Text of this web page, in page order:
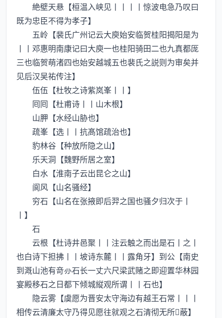
絶壁天悬【桓温入峡见丨丨丨丨惊波电急乃叹曰
既为忠臣不得为孝子】
五岭【裴氏广州记云大庾始安临贺桂阳揭阳是为
丨丨邓惠明南康记曰大庾一也桂阳骑田二也九真都厐
三也临贺萌渚四也始安越城五也裴氏之説则为审矣并
见后汉吴祐传注】
伍伍【杜牧之诗紫岚峯丨丨】
囘囘【杜甫诗丨丨山木根】
山胛【水经山胁也】
疏峯【选丨丨抗髙馆疏治也】
豹林谷【种放所隐之山】
乐天洞【魏野所居之室】
白水【淮南子云出昆仑之山】
阆风【山名骚经】
穷石【山名在张掖即后羿之国也骚夕归次于丨
丨】
石
云根【杜诗井邑聚丨丨注云触之而出是石丨之丨
也白诗下担拂丨丨坡诗东麓丨丨露角牙】到公【南史
到溉山池有竒石长一丈六尺梁武赌之即迎置华林园
宴殿移石之日都下倾城縦观所谓丨丨石也】
隐云雾【虞愿为晋安太守海边有越王石常丨丨丨
相传云清廉太守乃得见愿往就观之石清彻无所蔽】